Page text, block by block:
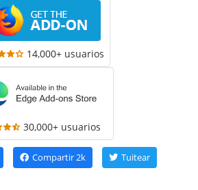
14,000+ usuarios
30,000+ usuarios
Compartir2k Tuitear